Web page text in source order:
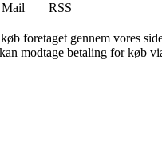
Mail
RSS
foretaget gennem vores
modtage betaling for køb